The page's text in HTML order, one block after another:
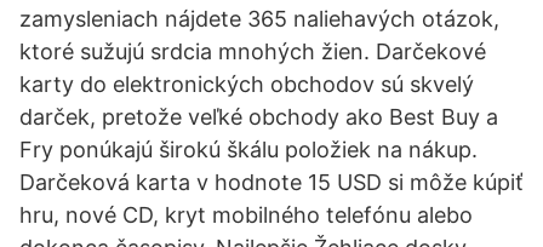
zamysleniach nájdete 365 naliehavých otázok,
ktoré sužujú srdcia mnohých žien. Darčekové
karty do elektronických obchodov sú skvelý
darček, pretože veľké obchody ako Best Buy a
Fry ponúkajú širokú škálu položiek na nákup.
Darčeková karta v hodnote 15 USD si môže kúpiť
hru, nové CD, kryt mobilného telefónu alebo